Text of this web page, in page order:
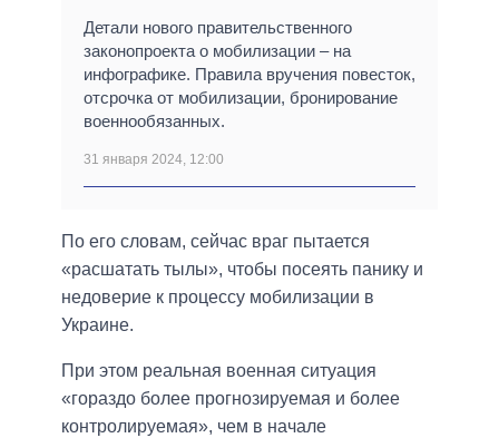
Детали нового правительственного
законопроекта о мобилизации – на
инфографике. Правила вручения повесток,
отсрочка от мобилизации, бронирование
военнообязанных.
31 января 2024, 12:00
По его словам, сейчас враг пытается
«расшатать тылы», чтобы посеять панику и
недоверие к процессу мобилизации в
Украине.
При этом реальная военная ситуация
«гораздо более прогнозируемая и более
контролируемая», чем в начале